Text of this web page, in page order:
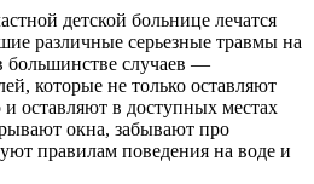
детской больнице лечатся
различные серьезные травмы на
большинстве случаев —
которые не только оставляют
и оставляют в доступных местах
окна, забывают про
правилам поведения на воде и